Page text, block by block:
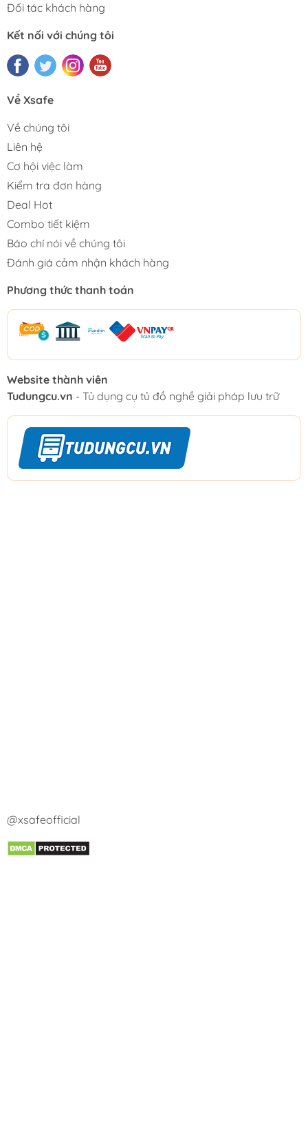
Đối tác khách hàng
Kết nối với chúng tôi
Về Xsafe
Về chúng tôi
Liên hệ
Cơ hội việc làm
Kiểm tra đơn hàng
Deal Hot
Combo tiết kiệm
Báo chí nói về chúng tôi
Đánh giá cảm nhận khách hàng
Phương thức thanh toán
Website thành viên
Tudungcu.vn - Tủ dụng cụ tủ đồ nghề giải pháp lưu trữ
@xsafeofficial